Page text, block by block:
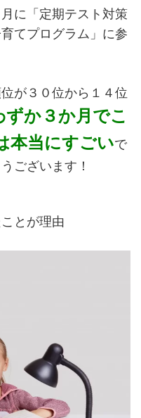
に「定期テスト対策
てプログラム」に参
が３０位から１４位
ずか３か月でこ
本当にすごいで
ございます！
とが理由